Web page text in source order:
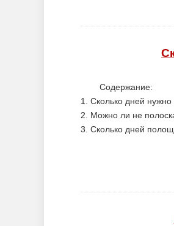
Содержание:
1. Сколько дней нужно
2. Можно ли не
3. Сколько дней